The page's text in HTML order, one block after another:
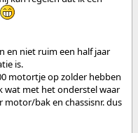
en niet ruim een half jaar
is.
motortje op zolder hebben
wat met het onderstel waar
bak en chassisnr. dus